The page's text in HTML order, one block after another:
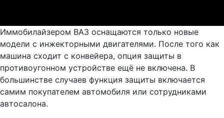
Иммобилайзером ВАЗ оснащаются только новые
модели с инжекторными двигателями. После того как
машина сходит с конвейера, опция защиты в
противоугонном устройстве ещё не включена. В
большинстве случаев функция защиты включается
самим покупателем автомобиля или сотрудниками
автосалона.